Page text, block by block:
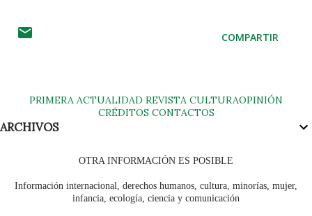
COMPARTIR
PRIMERA ACTUALIDAD REVISTA CULTURAOPINIÓN
CRÉDITOSCONTACTOS
ARCHIVOS
OTRA INFORMACIÓN ES POSIBLE
Información internacional, derechos humanos, cultura, minorías, mujer,
infancia, ecología, ciencia y comunicación